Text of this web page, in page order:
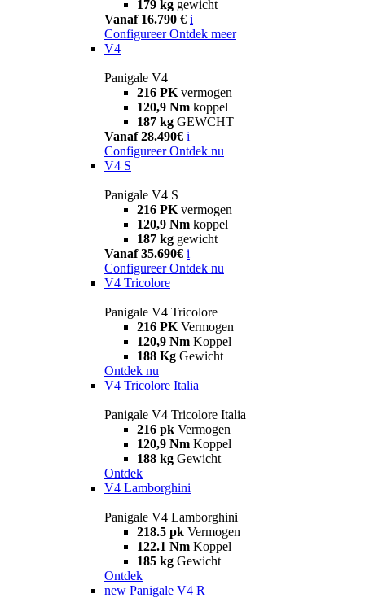
179 kg gewicht
Vanaf 16.790 € i
Configureer Ontdek meer
V4
Panigale V4
216 PK vermogen
120,9 Nm koppel
187 kg GEWCHT
Vanaf 28.490€ i
Configureer Ontdek nu
V4 S
Panigale V4 S
216 PK vermogen
120,9 Nm koppel
187 kg gewicht
Vanaf 35.690€ i
Configureer Ontdek nu
V4 Tricolore
Panigale V4 Tricolore
216 PK Vermogen
120,9 Nm Koppel
188 Kg Gewicht
Ontdek nu
V4 Tricolore Italia
Panigale V4 Tricolore Italia
216 pk Vermogen
120,9 Nm Koppel
188 kg Gewicht
Ontdek
V4 Lamborghini
Panigale V4 Lamborghini
218.5 pk Vermogen
122.1 Nm Koppel
185 kg Gewicht
Ontdek
new Panigale V4 R